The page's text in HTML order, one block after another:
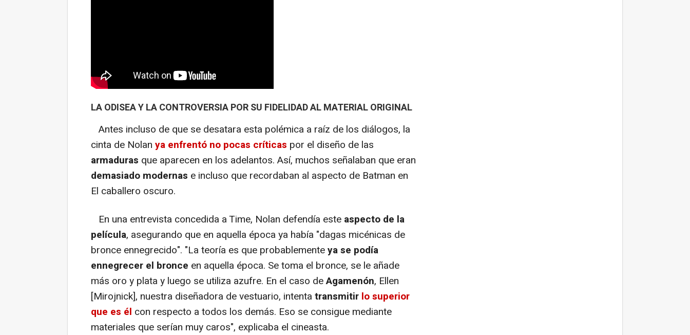
LA ODISEA Y LA CONTROVERSIA POR SU FIDELIDAD AL MATERIAL ORIGINAL
Antes incluso de que se desatara esta polémica a raíz de los diálogos, la
cinta de Nolan ya enfrentó no pocas críticas por el diseño de las
armaduras que aparecen en los adelantos. Así, muchos señalaban que eran
demasiado modernas e incluso que recordaban al aspecto de Batman en
El caballero oscuro.
En una entrevista concedida a Time, Nolan defendía este aspecto de la
película, asegurando que en aquella época ya había "dagas micénicas de
bronce ennegrecido". "La teoría es que probablementeya se podía
ennegrecer el bronce en aquella época. Se toma el bronce, se le añade
más oro y plata y luego se utiliza azufre. En el caso deAgamenón, Ellen
[Mirojnick], nuestra diseñadora de vestuario, intenta transmitir lo superior
que es él con respecto a todos los demás. Eso se consigue mediante
materiales que serían muy caros", explicaba el cineasta.